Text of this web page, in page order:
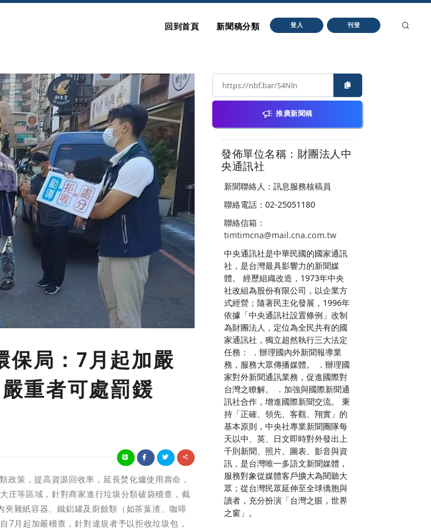
回到首頁 新聞稿分類 登入 刊登
保局：7月起加嚴
重者可處罰鍰
策，提高資源回收率，延長焚化爐使用壽命，
庄等區域，針對商家進行垃圾分類破袋稽查，截
雜紙容器、鐵鋁罐及廚餘類（如茶葉渣、咖啡
7月起加嚴稽查，針對違規者予以拒收垃圾包，
推廣新聞稿
發佈單位名稱：財團法人中
央通訊社
新聞聯絡人：訊息服務核稿員
聯絡電話：02-25051180
聯絡信箱：
timtimcna@mail.cna.com.tw
中央通訊社是中華民國的國家通訊
社，是台灣最具影響力的新聞媒
體。 經歷組織改造，1973年中央
社改組為股份有限公司，以企業方
式經營；隨著民主化發展，1996年
依據「中央通訊社設置條例」改制
為財團法人，定位為全民共有的國
家通訊社，獨立超然執行三大法定
任務： ．辦理國內外新聞報導業
務，服務大眾傳播媒體。 ．辦理國
家對外新聞通訊業務，促進國際對
台灣之瞭解。 ．加強與國際新聞通
訊社合作，增進國際新聞交流。 秉
持「正確、領先、客觀、翔實」的
基本原則，中央社專業新聞團隊每
天以中、英、日文即時對外發出上
千則新聞、照片、圖表、影音與資
訊，是台灣唯一多語文新聞媒體，
服務對象從媒體客戶擴大為閱聽大
眾；從台灣民眾延伸至全球僑胞與
讀者，充分扮演「台灣之眼，世界
之窗」。